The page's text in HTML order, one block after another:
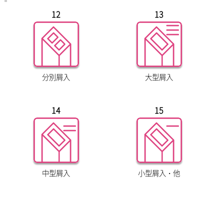
12
分別屑入
13
大型屑入
14
中型屑入
15
小型屑入・他